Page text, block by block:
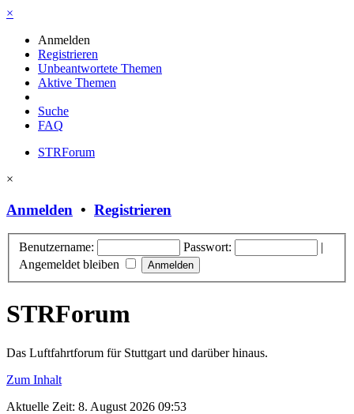
×
Anmelden
Registrieren
Unbeantwortete Themen
Aktive Themen
Suche
FAQ
STRForum
×
Anmelden • Registrieren
Benutzername: Passwort:
|
Angemeldet bleiben
STRForum
Das Luftfahrtforum für Stuttgart und darüber hinaus.
Zum Inhalt
Aktuelle Zeit: 8. August 2026 09:53